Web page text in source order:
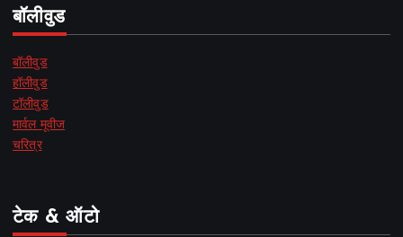
बॉलीवुड
बॉलीवुड
हॉलीवुड
टॉलीवुड
मार्वल मूवीज
चरित्र
टेक & ऑटो